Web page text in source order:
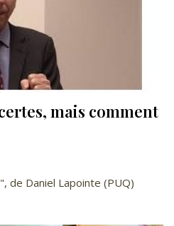
mais comment
de Daniel Lapointe (PUQ)